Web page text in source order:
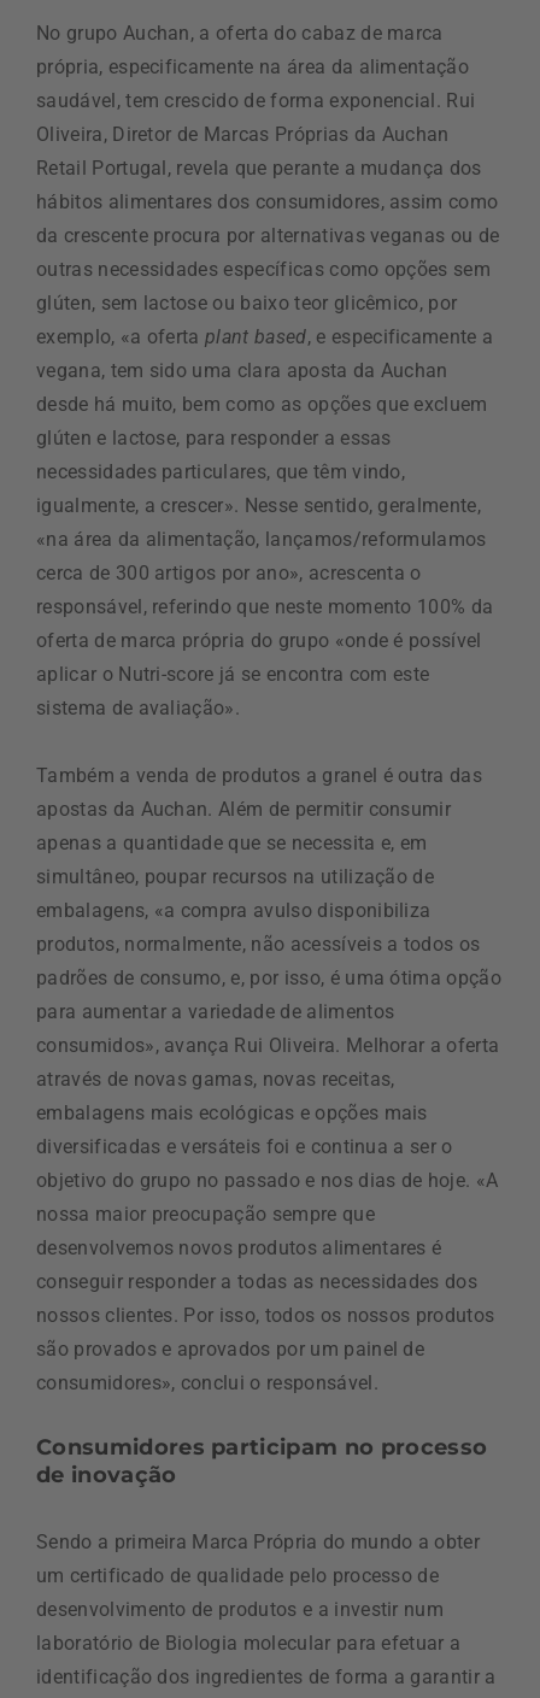
No grupo Auchan, a oferta do cabaz de marca
própria, especificamente na área da alimentação
saudável, tem crescido de forma exponencial. Rui
Oliveira, Diretor de Marcas Próprias da Auchan
Retail Portugal, revela que perante a mudança dos
hábitos alimentares dos consumidores, assim como
da crescente procura por alternativas veganas ou de
outras necessidades específicas como opções sem
glúten, sem lactose ou baixo teor glicêmico, por
exemplo, «a ofertaplant based, e especificamente a
vegana, tem sido uma clara aposta da Auchan
desde há muito, bem como as opções que excluem
glúten e lactose, para responder a essas
necessidades particulares, que têm vindo,
igualmente, a crescer». Nesse sentido, geralmente,
«na área da alimentação, lançamos/reformulamos
cerca de 300 artigos por ano», acrescenta o
responsável, referindo que neste momento 100% da
oferta de marca própria do grupo «onde é possível
aplicar o Nutri-score já se encontra com este
sistema de avaliação».
Também a venda de produtos a granel é outra das
apostas da Auchan. Além de permitir consumir
apenas a quantidade que se necessita e, em
simultâneo, poupar recursos na utilização de
embalagens, «a compra avulso disponibiliza
produtos, normalmente, não acessíveis a todos os
padrões de consumo, e, por isso, é uma ótima opção
para aumentar a variedade de alimentos
consumidos», avança Rui Oliveira. Melhorar a oferta
através de novas gamas, novas receitas,
embalagens mais ecológicas e opções mais
diversificadas e versáteis foi e continua a ser o
objetivo do grupo no passado e nos dias de hoje. «A
nossa maior preocupação sempre que
desenvolvemos novos produtos alimentares é
conseguir responder a todas as necessidades dos
nossos clientes. Por isso, todos os nossos produtos
são provados e aprovados por um painel de
consumidores», conclui o responsável.
Consumidores participam no processo
de inovação
Sendo a primeira Marca Própria do mundo a obter
um certificado de qualidade pelo processo de
desenvolvimento de produtos e a investir num
laboratório de Biologia molecular para efetuar a
identificação dos ingredientes de forma a garantir a